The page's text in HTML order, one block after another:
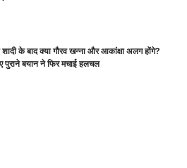
शादी के बाद क्या गौरव खन्ना और आकांक्षा अलग होंगे?
पुराने बयान ने फिर मचाई हलचल